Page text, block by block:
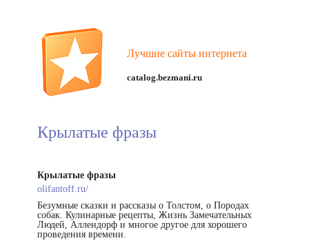
Лучшие сайты интернета
catalog.bezmani.ru
Крылатые фразы
Крылатые фразы
olifantoff.ru/
Безумные сказки и рассказы о Толстом, о Породах
собак. Кулинарные рецепты, Жизнь Замечательных
Людей, Аллендорф и многое другое для хорошего
проведения времени.